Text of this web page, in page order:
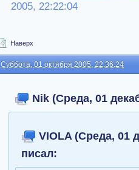
2005, 22:22:04
Наверх
Суббота, 01 октября 2005, 22:36:24
Nik (Среда, 01
VIOLA (Среда, 01
писал: